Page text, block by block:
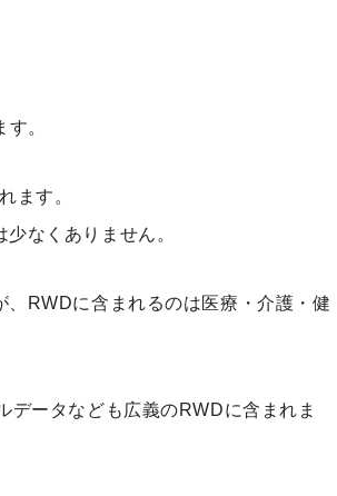
。
ます。
なくありません。
RWDに含まれるのは医療・介護・健
データなども広義のRWDに含まれま